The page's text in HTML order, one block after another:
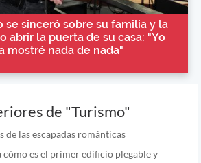
se sinceró sobre su familia y la
abrir la puerta de su casa: "Yo
mostré nada de nada"
de "Turismo"
de las escapadas románticas
es el primer edificio plegable y